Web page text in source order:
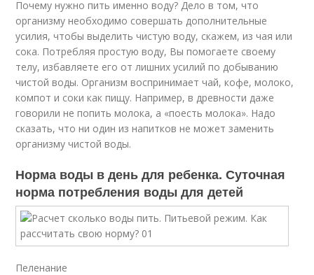
Почему нужно пить именно воду? Дело в том, что
организму необходимо совершать дополнительные
усилия, чтобы выделить чистую воду, скажем, из чая или
сока. Потребляя простую воду, Вы помогаете своему
телу, избавляете его от лишних усилий по добыванию
чистой воды. Организм воспринимает чай, кофе, молоко,
компот и соки как пищу. Например, в древности даже
говорили не попить молока, а «поесть молока». Надо
сказать, что ни один из напитков не может заменить
организму чистой воды.
Норма воды в день для ребенка. Суточная
норма потребления воды для детей
Пеленание